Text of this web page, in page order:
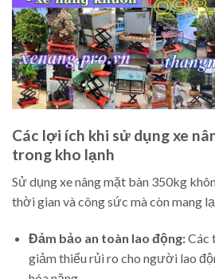
Các lợi ích khi sử dụng xe
trong kho lạnh
Sử dụng xe nâng mặt bàn 350kg
thời gian và công sức mà còn mang
Đảm bảo an toàn lao động:Các
giảm thiểu rủi ro cho người lao